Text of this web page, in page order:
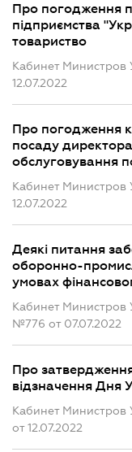
Про погодження
підприємства
товариство
Кабинет
12.07.2022
Про погодження
посаду
обслуговування
Кабинет
12.07.2022
Деякі питання
оборонно-
умовах
Кабинет Министров
№776 от 07.07.2022
Про
відзначення Дня
Кабинет
от 12.07.2022